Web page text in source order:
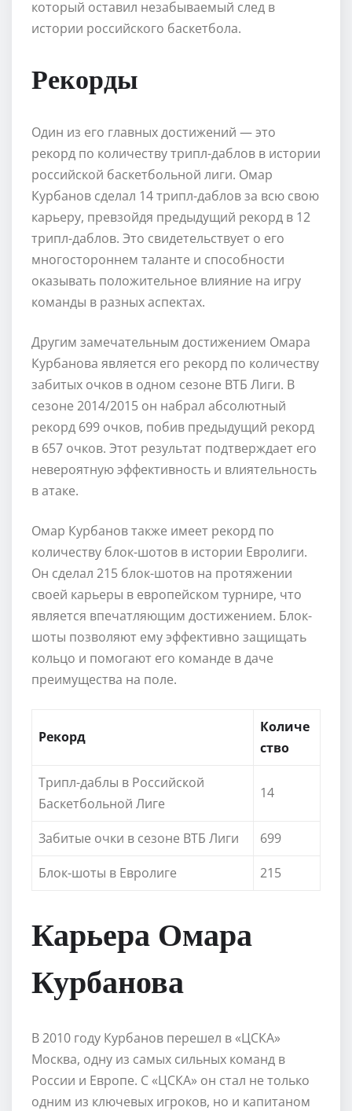
который оставил незабываемый след в
истории российского баскетбола.
Рекорды
Один из его главных достижений — это
рекорд по количеству трипл-даблов в истории
российской баскетбольной лиги. Омар
Курбанов сделал 14 трипл-даблов за всю свою
карьеру, превзойдя предыдущий рекорд в 12
трипл-даблов. Это свидетельствует о его
многостороннем таланте и способности
оказывать положительное влияние на игру
команды в разных аспектах.
Другим замечательным достижением Омара
Курбанова является его рекорд по количеству
забитых очков в одном сезоне ВТБ Лиги. В
сезоне 2014/2015 он набрал абсолютный
рекорд 699 очков, побив предыдущий рекорд
в 657 очков. Этот результат подтверждает его
невероятную эффективность и влиятельность
в атаке.
Омар Курбанов также имеет рекорд по
количеству блок-шотов в истории Евролиги.
Он сделал 215 блок-шотов на протяжении
своей карьеры в европейском турнире, что
является впечатляющим достижением. Блок-
шоты позволяют ему эффективно защищать
кольцо и помогают его команде в даче
преимущества на поле.
Рекорд
Количе
ство
Трипл-даблы в Российской
Баскетбольной Лиге
14
Забитые очки в сезоне ВТБ Лиги
699
Блок-шоты в Евролиге
215
Карьера Омара
Курбанова
В 2010 году Курбанов перешел в «ЦСКА»
Москва, одну из самых сильных команд в
России и Европе. С «ЦСКА» он стал не только
одним из ключевых игроков, но и капитаном